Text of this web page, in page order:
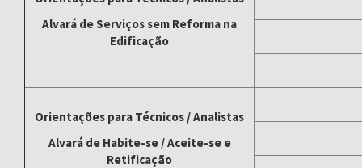
Alvará de Serviços sem Reforma na
Edificação
Orientações para Técnicos / Analistas
Alvará de Habite-se / Aceite-se e
Retificação